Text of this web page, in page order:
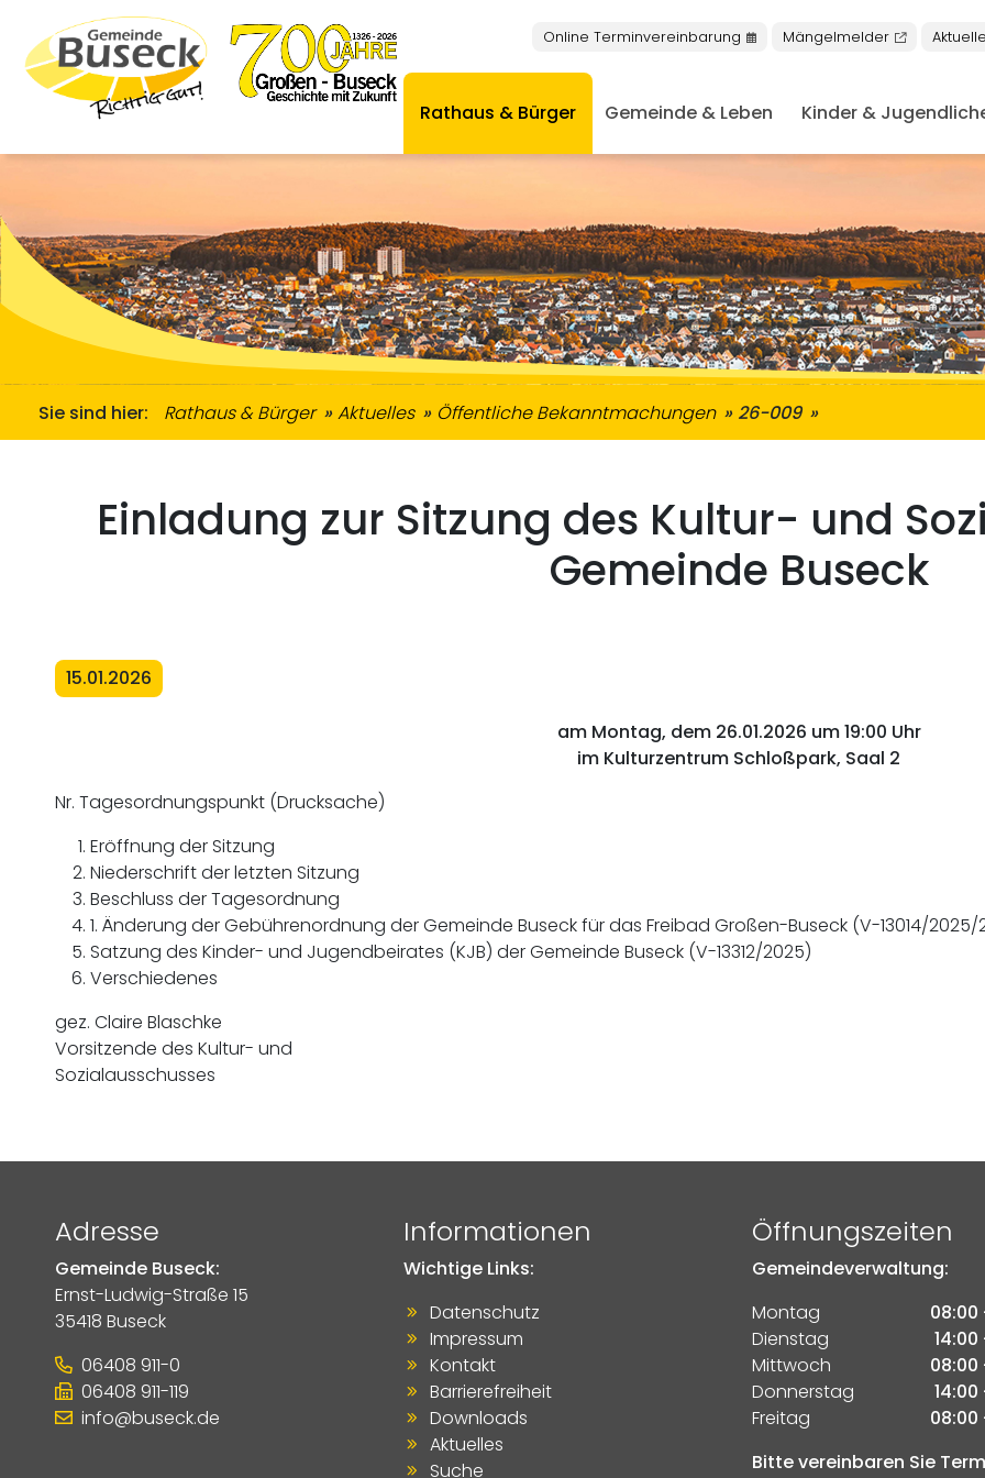
Rathaus & Bürger Gemeinde & Leben Kinder &
Online Terminvereinbarung Mängelmelder
Sie sind hier: Rathaus & Bürger Aktuelles Öffentliche Bekanntmachungen 26-009
Einladung zur Sitzung des Kultur- und
Gemeinde Buseck
15.01.2026
am Montag, dem 26.01.2026 um 19:00 Uhr
im Kulturzentrum Schloßpark, Saal 2
Nr. Tagesordnungspunkt (Drucksache)
Eröffnung der Sitzung
Niederschrift der letzten Sitzung
Beschluss der Tagesordnung
1. Änderung der Gebührenordnung der Gemeinde Buseck für das Freibad Großen-Buseck (V-13014/2025/
Satzung des Kinder- und Jugendbeirates (KJB) der Gemeinde Buseck (V-13312/2025)
Verschiedenes
gez. Claire Blaschke
Vorsitzende des Kultur- und
Sozialausschusses
Adresse
Gemeinde Buseck:
Ernst-Ludwig-Straße 15
35418 Buseck
06408 911-0
06408 911-119
info@buseck.de
Informationen
Wichtige Links:
Datenschutz
Impressum
Kontakt
Barrierefreiheit
Downloads
Aktuelles
Suche
Öffnungszeiten
Gemeindeverwaltung:
Montag
08:00
Dienstag
14:00
Mittwoch
08:00
Donnerstag
14:00
Freitag
08:00
Bitte vereinbaren Sie